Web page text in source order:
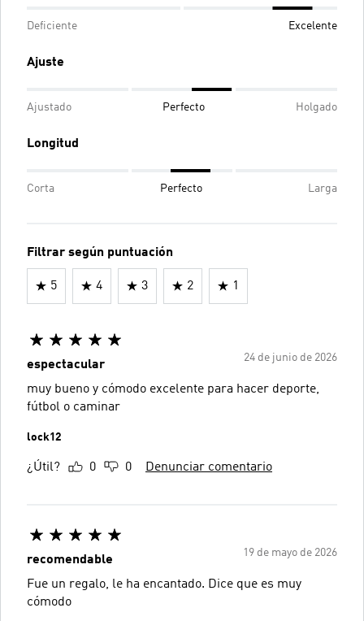
Deficiente Excelente
Ajuste
Ajustado Perfecto Holgado
Longitud
Corta Perfecto Larga
Filtrar según puntuación
5 4 3 2 1
24 de junio de 2026
espectacular
muy bueno y cómodo excelente para hacer deporte,
fútbol o caminar
lock12
¿Útil? 0 0 Denunciar comentario
19 de mayo de 2026
recomendable
Fue un regalo, le ha encantado. Dice que es muy
cómodo